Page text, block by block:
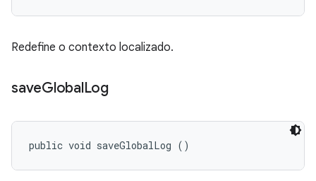
Redefine o contexto localizado.
saveGlobalLog
public void saveGlobalLog ()